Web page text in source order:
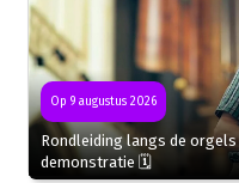
Op 9 augustus 2026
Rondleiding langs de orgels
demonstratie 🗓